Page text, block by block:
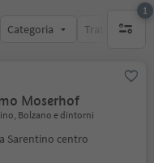
Categoria Trattamento
1
1 filtro
Moserhof
Bolzano e dintorni
Sarentino centro